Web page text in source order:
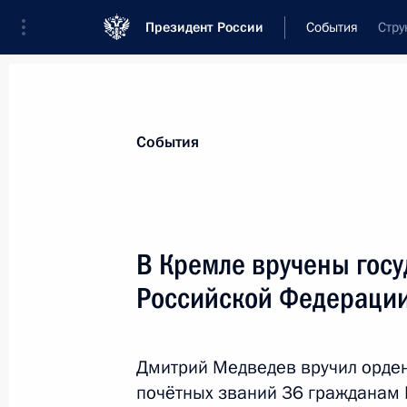
Президент России События
Новости
Рабочая встреча с руководителем
События
В Кремле вручены
Российской
Дмитрий Медведев вручил
почётных званий 36 гражданам